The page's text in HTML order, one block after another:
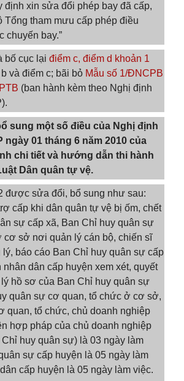
định xin sửa đổi phép bay đã cấp,
Tổng tham mưu cấp phép điều
chuyến bay.”
bố cục lại điểm c, điểm d khoản 1
và điểm c; bãi bỏ Mẫu số 1/ĐNCPB
(ban hành kèm theo Nghị định
sung một số điều của Nghị định
ngày 01 tháng 6 năm 2010 của
chi tiết và hướng dẫn thi hành
Dân quân tự vệ.
được sửa đổi, bổ sung như sau:
cấp khi dân quân tự vệ bị ốm, chết
sự cấp xã, Ban Chỉ huy quân sự
cơ sở nơi quản lý cán bộ, chiến sĩ
báo cáo Ban Chỉ huy quân sự cấp
nhân dân cấp huyện xem xét, quyết
hồ sơ của Ban Chỉ huy quân sự
quân sự cơ quan, tổ chức ở cơ sở,
quan, tổ chức, chủ doanh nghiệp
hợp pháp của chủ doanh nghiệp
huy quân sự) là 03 ngày làm
sự cấp huyện là 05 ngày làm
cấp huyện là 05 ngày làm việc.